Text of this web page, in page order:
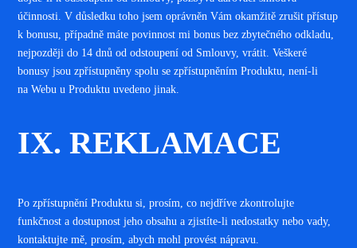
účinnosti. V důsledku toho jsem oprávněn Vám okamžitě zrušit přístup
k bonusu, případně máte povinnost mi bonus bez zbytečného odkladu,
nejpozději do 14 dnů od odstoupení od Smlouvy, vrátit. Veškeré
bonusy jsou zpřístupněny spolu se zpřístupněním Produktu, není-li
na Webu u Produktu uvedeno jinak
IX. REKLAMACE
Po zpřístupnění Produktu si, prosím, co nejdříve zkontrolujte
funkčnost a dostupnost jeho obsahu a zjistíte-li nedostatky nebo vady,
kontaktujte mě, prosím, abych mohl provést nápravu.